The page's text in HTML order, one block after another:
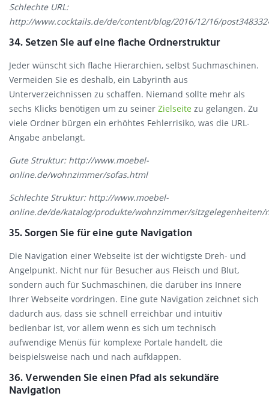
Schlechte URL:
http://www.cocktails.de/de/content/blog/2016/12/16/
34. Setzen Sie auf eine flache Ordnerstruktur
Jeder wünscht sich flache Hierarchien, selbst Suchmaschinen.
Vermeiden Sie es deshalb, ein Labyrinth aus
Unterverzeichnissen zu schaffen. Niemand sollte mehr als
sechs Klicks benötigen um zu seiner Zielseite zu gelangen. Zu
viele Ordner bürgen ein erhöhtes Fehlerrisiko, was die URL-
Angabe anbelangt.
Gute Struktur: http://www.moebel-
online.de/wohnzimmer/sofas.html
Schlechte Struktur: http://www.moebel-
online.de/de/katalog/produkte/wohnzimmer/sitzgelegenheiten/
35. Sorgen Sie für eine gute Navigation
Die Navigation einer Webseite ist der wichtigste Dreh- und
Angelpunkt. Nicht nur für Besucher aus Fleisch und Blut,
sondern auch für Suchmaschinen, die darüber ins Innere
Ihrer Webseite vordringen. Eine gute Navigation zeichnet sich
dadurch aus, dass sie schnell erreichbar und intuitiv
bedienbar ist, vor allem wenn es sich um technisch
aufwendige Menüs für komplexe Portale handelt, die
beispielsweise nach und nach aufklappen.
36. Verwenden Sie einen Pfad als sekundäre
Navigation